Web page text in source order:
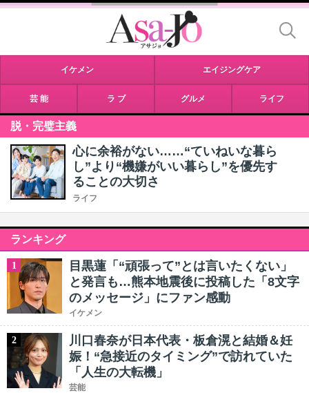
イケメン エイジングケア
芸 能 ラ ブ グルメ ライフ
脱・完璧主義
心に余裕がない……“ていねいな暮ら
し”より“機嫌がいい暮らし”を優先す
ることの大切さ
ライフ
ランキング
1
目黒蓮「“頑張って”とは言いたくない」
と発言も…熊本地震後に投稿した「8文字
のメッセージ」にファン感動
イケメン
2
川口春奈が日本代表・板倉滉と結婚＆妊
娠！“急接近のタイミング”で訪れていた
「人生の大転機」
芸能